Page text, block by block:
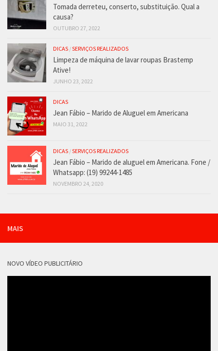
Tomada derreteu, conserto, substituição. Qual a
causa?
OUTUBRO 27, 2022
DICAS /SERVIÇOS REALIZADOS
Limpeza de máquina de lavar roupas Brastemp
Ative!
JUNHO 23, 2022
DICAS
Jean Fábio – Marido de Aluguel em Americana
MAIO 31, 2022
DICAS /SERVIÇOS REALIZADOS
Jean Fábio – Marido de aluguel em Americana. Fone /
Whatsapp: (19) 99244-1485
NOVEMBRO 24, 2020
MAIS
NOVO VÍDEO PUBLICITÁRIO